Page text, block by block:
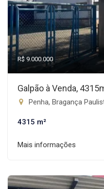
R$ 9.000.000
Galpão à Venda,
Penha, Bragança
4315 m²
Mais informações